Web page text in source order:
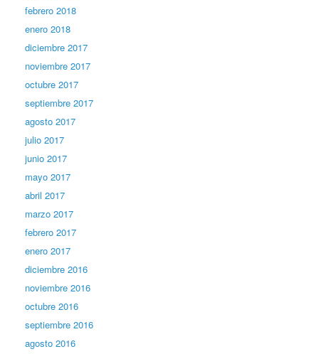
febrero 2018
enero 2018
diciembre 2017
noviembre 2017
octubre 2017
septiembre 2017
agosto 2017
julio 2017
junio 2017
mayo 2017
abril 2017
marzo 2017
febrero 2017
enero 2017
diciembre 2016
noviembre 2016
octubre 2016
septiembre 2016
agosto 2016